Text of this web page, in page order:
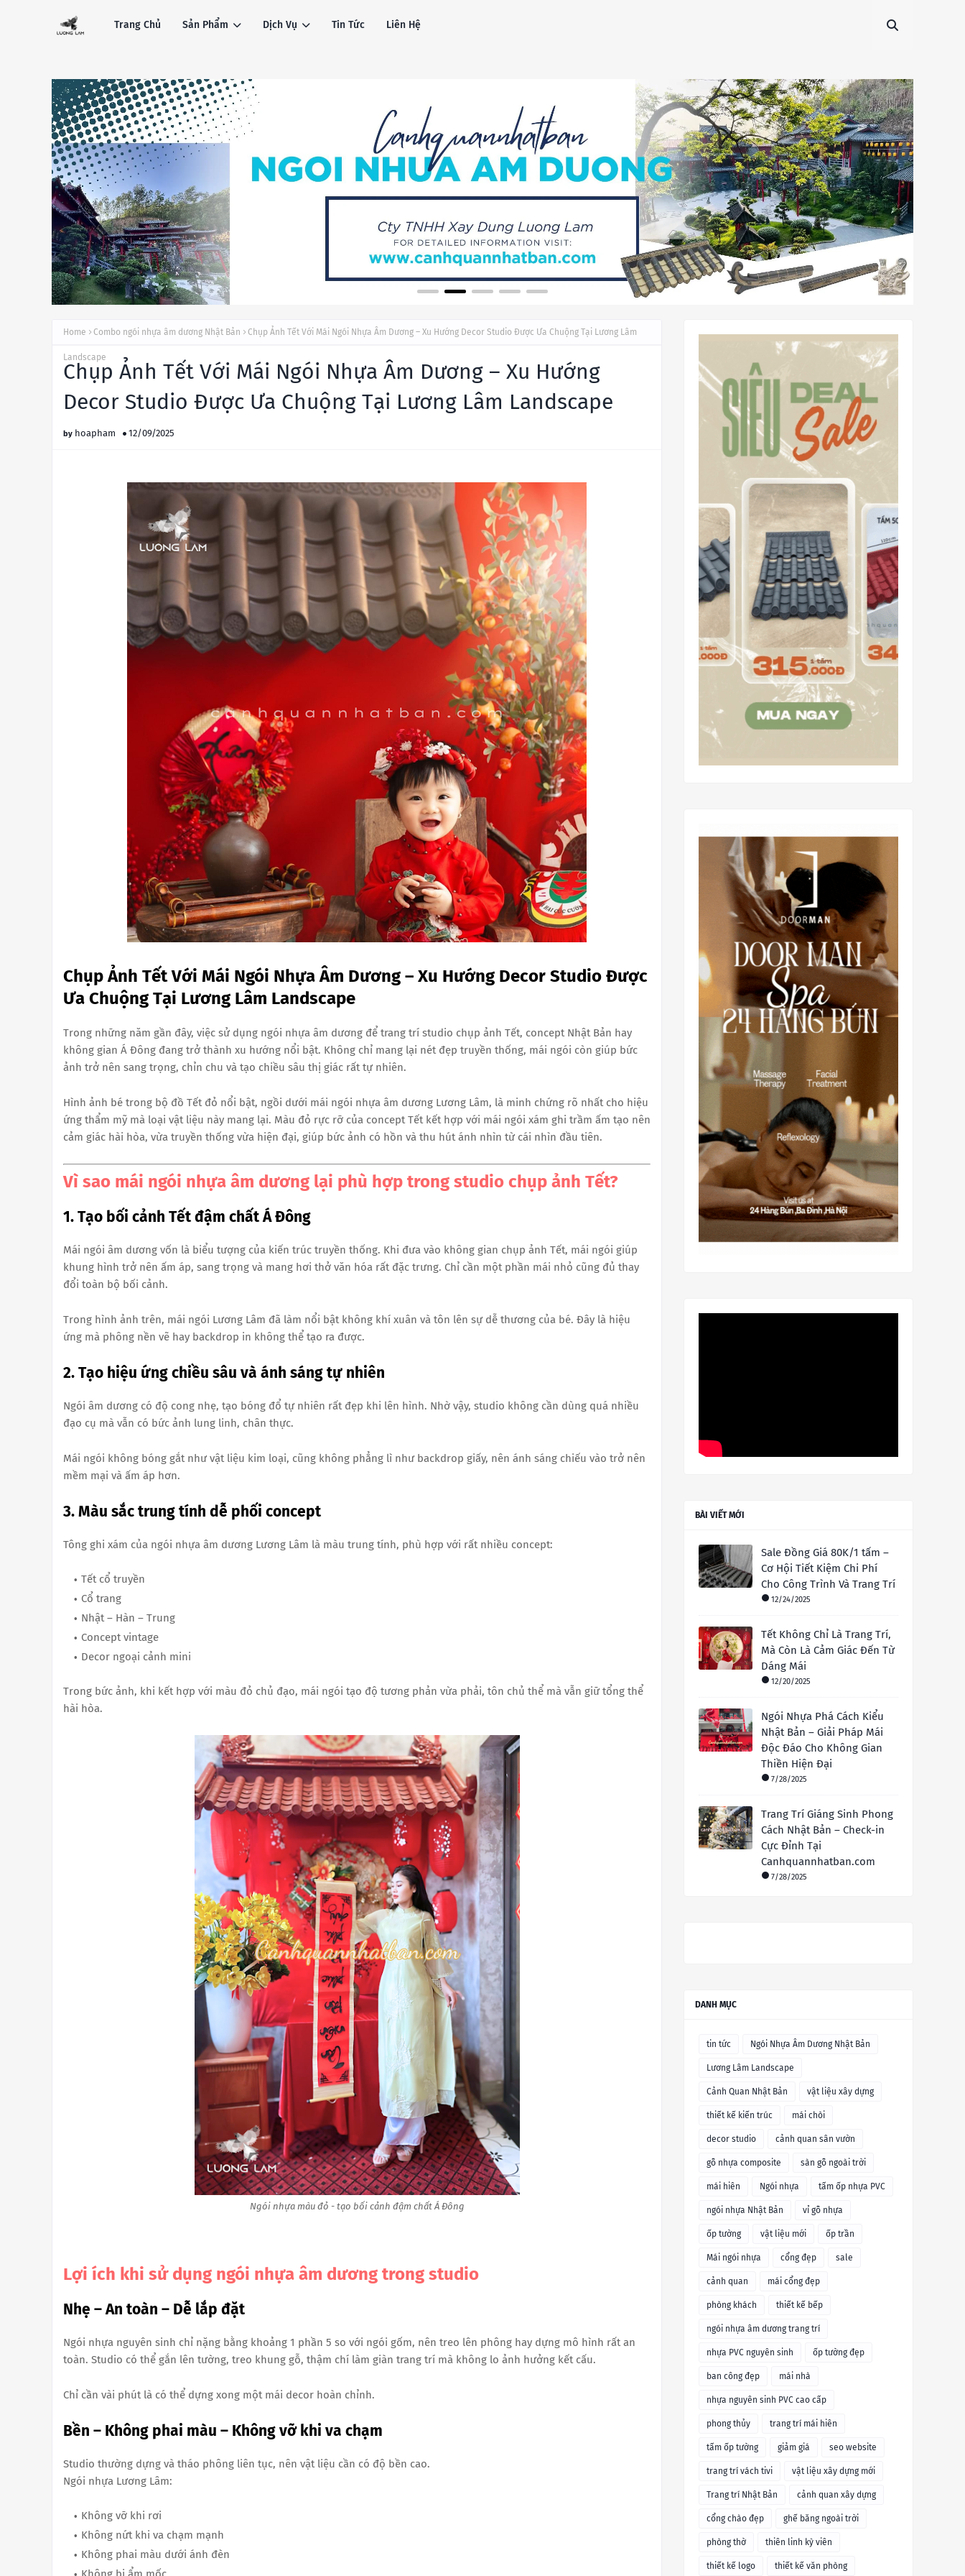
Trang Chủ Sản Phẩm Dịch Vụ Tin Tức Liên Hệ
Home Combo ngói nhựa âm dương Nhật Bản Chụp Ảnh Tết Với Mái Ngói Nhựa Âm Dương – Xu Hướng Decor Studio Được Ưa Chuộng Tại Lương Lâm
Landscape
Chụp Ảnh Tết Với Mái Ngói Nhựa Âm Dương – Xu Hướng
Decor Studio Được Ưa Chuộng Tại Lương Lâm Landscape
hoapham 12/09/2025
Chụp Ảnh Tết Với Mái Ngói Nhựa Âm Dương – Xu Hướng Decor Studio Được
Ưa Chuộng Tại Lương Lâm Landscape
Trong những năm gần đây, việc sử dụng ngói nhựa âm dương để trang trí studio chụp ảnh Tết, concept Nhật Bản hay
không gian Á Đông đang trở thành xu hướng nổi bật. Không chỉ mang lại nét đẹp truyền thống, mái ngói còn giúp bức
ảnh trở nên sang trọng, chỉn chu và tạo chiều sâu thị giác rất tự nhiên.
Hình ảnh bé trong bộ đồ Tết đỏ nổi bật, ngồi dưới mái ngói nhựa âm dương Lương Lâm, là minh chứng rõ nhất cho hiệu
ứng thẩm mỹ mà loại vật liệu này mang lại. Màu đỏ rực rỡ của concept Tết kết hợp với mái ngói xám ghi trầm ấm tạo nên
cảm giác hài hòa, vừa truyền thống vừa hiện đại, giúp bức ảnh có hồn và thu hút ánh nhìn từ cái nhìn đầu tiên.
Vì sao mái ngói nhựa âm dương lại phù hợp trong studio chụp ảnh Tết?
1. Tạo bối cảnh Tết đậm chất Á Đông
Mái ngói âm dương vốn là biểu tượng của kiến trúc truyền thống. Khi đưa vào không gian chụp ảnh Tết, mái ngói giúp
khung hình trở nên ấm áp, sang trọng và mang hơi thở văn hóa rất đặc trưng. Chỉ cần một phần mái nhỏ cũng đủ thay
đổi toàn bộ bối cảnh.
Trong hình ảnh trên, mái ngói Lương Lâm đã làm nổi bật không khí xuân và tôn lên sự dễ thương của bé. Đây là hiệu
ứng mà phông nền vẽ hay backdrop in không thể tạo ra được.
2. Tạo hiệu ứng chiều sâu và ánh sáng tự nhiên
Ngói âm dương có độ cong nhẹ, tạo bóng đổ tự nhiên rất đẹp khi lên hình. Nhờ vậy, studio không cần dùng quá nhiều
đạo cụ mà vẫn có bức ảnh lung linh, chân thực.
Mái ngói không bóng gắt như vật liệu kim loại, cũng không phẳng lì như backdrop giấy, nên ánh sáng chiếu vào trở nên
mềm mại và ấm áp hơn.
3. Màu sắc trung tính dễ phối concept
Tông ghi xám của ngói nhựa âm dương Lương Lâm là màu trung tính, phù hợp với rất nhiều concept:
Tết cổ truyền
Cổ trang
Nhật – Hàn – Trung
Concept vintage
Decor ngoại cảnh mini
Trong bức ảnh, khi kết hợp với màu đỏ chủ đạo, mái ngói tạo độ tương phản vừa phải, tôn chủ thể mà vẫn giữ tổng thể
hài hòa.
Ngói nhựa màu đỏ - tạo bối cảnh đậm chất Á Đông
Lợi ích khi sử dụng ngói nhựa âm dương trong studio
Nhẹ – An toàn – Dễ lắp đặt
Ngói nhựa nguyên sinh chỉ nặng bằng khoảng 1 phần 5 so với ngói gốm, nên treo lên phông hay dựng mô hình rất an
toàn. Studio có thể gắn lên tường, treo khung gỗ, thậm chí làm giàn trang trí mà không lo ảnh hưởng kết cấu.
Chỉ cần vài phút là có thể dựng xong một mái decor hoàn chỉnh.
Bền – Không phai màu – Không vỡ khi va chạm
Studio thường dựng và tháo phông liên tục, nên vật liệu cần có độ bền cao.
Ngói nhựa Lương Lâm:
Không vỡ khi rơi
Không nứt khi va chạm mạnh
Không phai màu dưới ánh đèn
BÀI VIẾT MỚI
Sale Đồng Giá 80K/1 tấm –
Cơ Hội Tiết Kiệm Chi Phí
Cho Công Trình Và Trang Trí
12/24/2025
Tết Không Chỉ Là Trang Trí,
Mà Còn Là Cảm Giác Đến Từ
Dáng Mái
12/20/2025
Ngói Nhựa Phá Cách Kiểu
Nhật Bản – Giải Pháp Mái
Độc Đáo Cho Không Gian
Thiền Hiện Đại
7/28/2025
Trang Trí Giáng Sinh Phong
Cách Nhật Bản – Check-in
Cực Đỉnh Tại
Canhquannhatban.com
7/28/2025
DANH MỤC
tin tức Ngói Nhựa Âm Dương Nhật Bản
Lương Lâm Landscape
Cảnh Quan Nhật Bản vật liệu xây dựng
thiết kế kiến trúc mái chòi
decor studio cảnh quan sân vườn
gỗ nhựa composite sàn gỗ ngoài trời
mái hiên Ngói nhựa tấm ốp nhựa PVC
ngói nhựa Nhật Bản vỉ gỗ nhựa
ốp tường vật liệu mới ốp trần
Mái ngói nhựa cổng đẹp sale
cảnh quan mái cổng đẹp
phòng khách thiết kế bếp
ngói nhựa âm dương trang trí
nhựa PVC nguyên sinh ốp tường đẹp
ban công đẹp mái nhà
nhựa nguyên sinh PVC cao cấp
phong thủy trang trí mái hiên
tấm ốp tường giảm giá seo website
trang trí vách tivi vật liệu xây dựng mới
Trang trí Nhật Bản cảnh quan xây dựng
cổng chào đẹp ghế băng ngoài trời
phòng thờ thiên linh kỳ viên
thiết kế logo thiết kế văn phòng